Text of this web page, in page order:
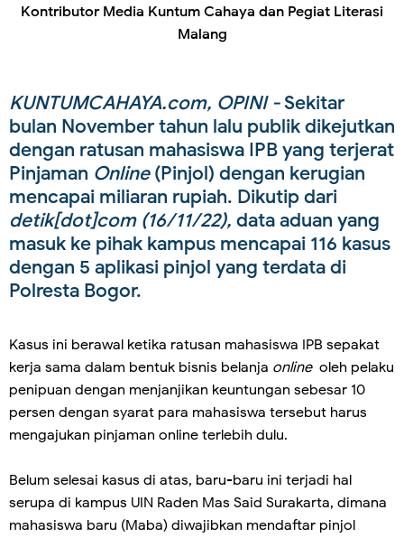
Kontributor Media Kuntum Cahaya dan Pegiat Literasi
Malang
KUNTUMCAHAYA.com, OPINI -Sekitar
bulan November tahun lalu publik dikejutkan
dengan ratusan mahasiswa IPB yang terjerat
Pinjaman Online(Pinjol) dengan kerugian
mencapai miliaran rupiah. Dikutip dari
detik[dot]com (16/11/22), data aduan yang
masuk ke pihak kampus mencapai 116 kasus
dengan 5 aplikasi pinjol yang terdata di
Polresta Bogor.
Kasus ini berawal ketika ratusan mahasiswa IPB sepakat
kerja sama dalam bentuk bisnis belanja online oleh pelaku
penipuan dengan menjanjikan keuntungan sebesar 10
persen dengan syarat para mahasiswa tersebut harus
mengajukan pinjaman online terlebih dulu.
Belum selesai kasus di atas, baru-baru ini terjadi hal
serupa di kampus UIN Raden Mas Said Surakarta, dimana
mahasiswa baru (Maba) diwajibkan mendaftar pinjol